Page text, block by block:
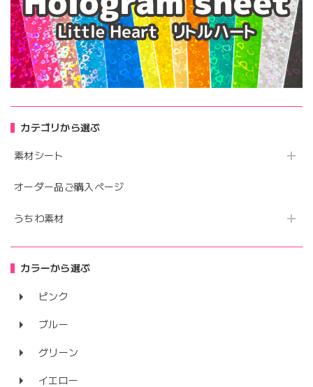
カテゴリから選ぶ
素材シート
オーダー品ご購入ページ
うちわ素材
カラーから選ぶ
ピンク
ブルー
グリーン
イエロー